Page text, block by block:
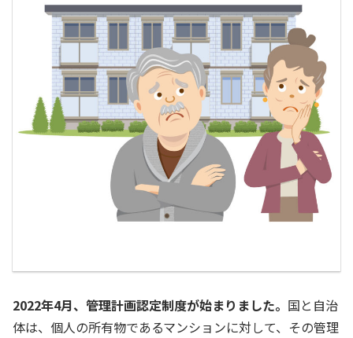
2022年4月、管理計画認定制度が始まりました。 国と自治
体は、個人の所有物であるマンションに対して、その管理